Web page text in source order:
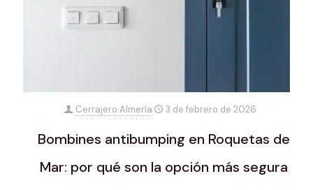
Cerrajero Almería 3 de febrero de 2026
Bombines antibumping en Roquetas de
Mar: por qué son la opción más segura